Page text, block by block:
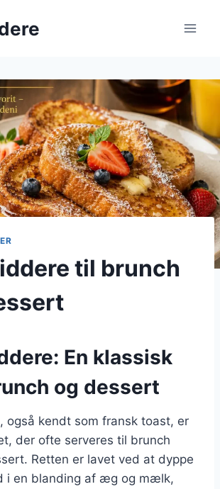
til brunch
En klassisk
og dessert
også kendt som fransk toast, er
der ofte serveres til brunch
Retten er lavet ved at dyppe
i en blanding af æg og mælk,